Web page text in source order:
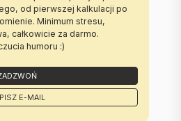
od pierwszej kalkulacji po
Minimum stresu,
całkowicie za darmo.
humoru :)
E-MAIL